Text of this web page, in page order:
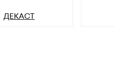
ДЕКАСТ